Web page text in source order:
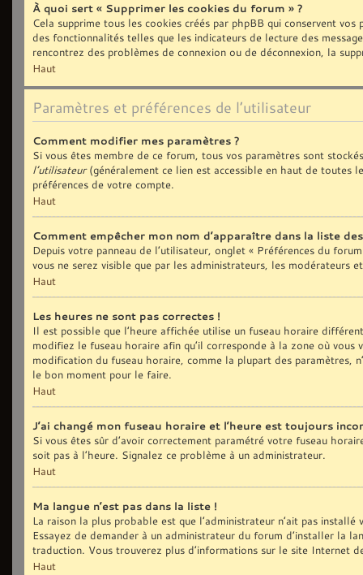
À quoi sert « Supprimer les cookies du forum » ?
Cela supprime tous les cookies créés par phpBB qui conservent
des fonctionnalités telles que les indicateurs de lecture des
rencontrez des problèmes de connexion ou de déconnexion, la
Haut
Paramètres et préférences de l’utilisateur
Comment modifier mes paramètres ?
Si vous êtes membre de ce forum, tous vos paramètres sont
l’utilisateur(généralement ce lien est accessible en haut de toutes
préférences de votre compte.
Haut
Comment empêcher mon nom d’apparaître dans la liste
Depuis votre panneau de l’utilisateur, onglet « Préférences du
vous ne serez visible que par les administrateurs, les modérateurs
Haut
Les heures ne sont pas correctes !
Il est possible que l’heure affichée utilise un fuseau horaire
modifiez le fuseau horaire afin qu’il corresponde à la zone où
modification du fuseau horaire, comme la plupart des paramètres,
le bon moment pour le faire.
Haut
J’ai changé mon fuseau horaire et l’heure est toujours
Si vous êtes sûr d’avoir correctement paramétré votre fuseau
soit pas à l’heure. Signalez ce problème à un administrateur.
Haut
Ma langue n’est pas dans la liste !
La raison la plus probable est que l’administrateur n’ait pas
Essayez de demander à un administrateur du forum d’installer la
traduction. Vous trouverez plus d’informations sur le site Internet
Haut